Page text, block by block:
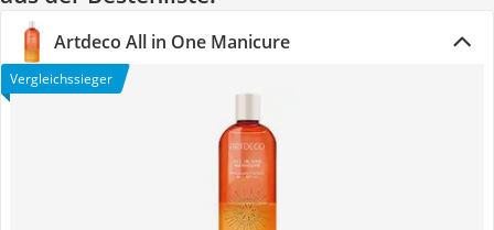
Artdeco All in One Manicure
Vergleichssieger